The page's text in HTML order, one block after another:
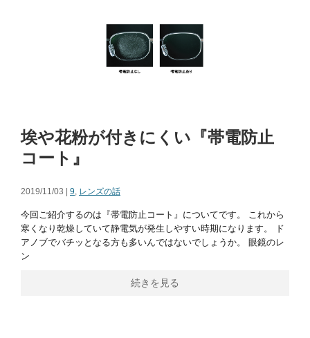
埃や花粉が付きにくい『帯電防止
コート』
2019/11/03 | 9, レンズの話
今回ご紹介するのは『帯電防止コート』についてです。 これから
寒くなり乾燥していて静電気が発生しやすい時期になります。 ド
アノブでバチッとなる方も多いんではないでしょうか。 眼鏡のレ
ン
続きを見る